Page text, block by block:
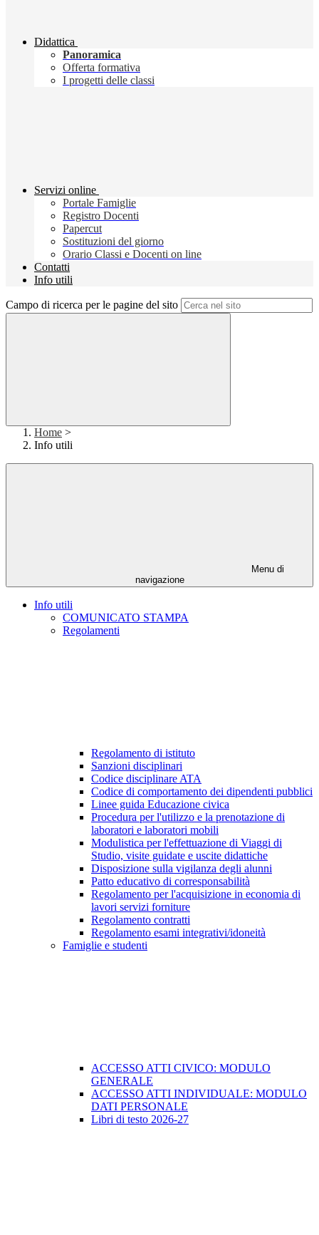
Didattica
Panoramica
Offerta formativa
I progetti delle classi
Servizi online
Portale Famiglie
Registro Docenti
Papercut
Sostituzioni del giorno
Orario Classi e Docenti on line
Contatti
Info utili
Campo di ricerca per le pagine del sito
Home >
Info utili
Menu di
navigazione
Info utili
COMUNICATO STAMPA
Regolamenti
Regolamento di istituto
Sanzioni disciplinari
Codice disciplinare ATA
Codice di comportamento dei dipendenti pubblici
Linee guida Educazione civica
Procedura per l'utilizzo e la prenotazione di
laboratori e laboratori mobili
Modulistica per l'effettuazione di Viaggi di
Studio, visite guidate e uscite didattiche
Disposizione sulla vigilanza degli alunni
Patto educativo di corresponsabilità
Regolamento per l'acquisizione in economia di
lavori servizi forniture
Regolamento contratti
Regolamento esami integrativi/idoneità
Famiglie e studenti
ACCESSO ATTI CIVICO: MODULO
GENERALE
ACCESSO ATTI INDIVIDUALE: MODULO
DATI PERSONALE
Libri di testo 2026-27